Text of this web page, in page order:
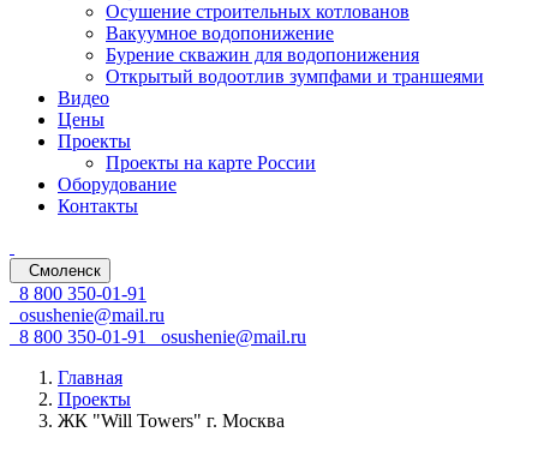
Осушение строительных котлованов
Вакуумное водопонижение
Бурение скважин для водопонижения
Открытый водоотлив зумпфами и траншеями
Видео
Цены
Проекты
Проекты на карте России
Оборудование
Контакты
Смоленск
8 800 350-01-91
osushenie@mail.ru
8 800 350-01-91
osushenie@mail.ru
Главная
Проекты
ЖК "Will Towers" г. Москва